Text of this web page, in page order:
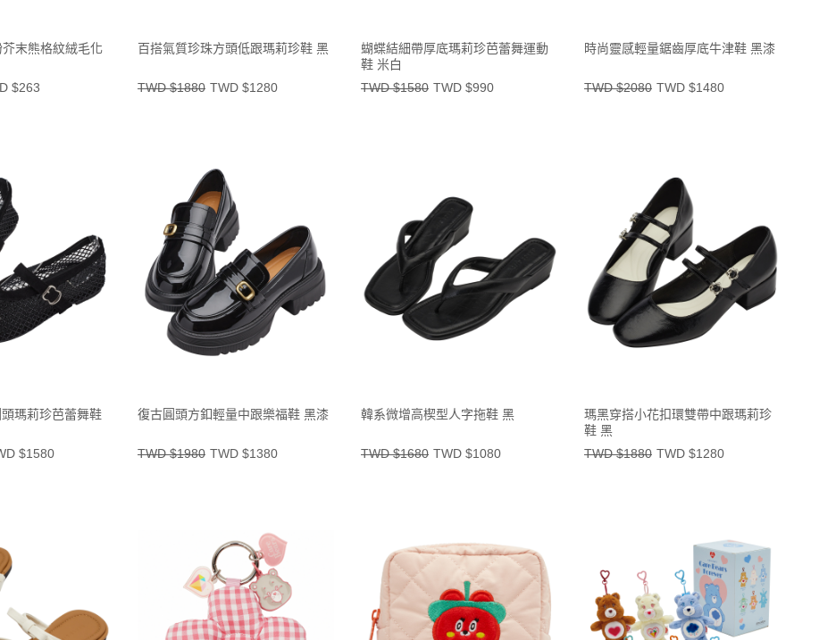
末熊格紋絨毛化
$263
百搭氣質珍珠方頭低跟瑪莉珍鞋 黑
TWD $1880 TWD $1280
蝴蝶結細帶厚底瑪莉珍芭蕾舞運動
鞋 米白
TWD $1580 TWD $990
時尚靈感輕量鋸齒厚底牛津鞋 黑漆
TWD $2080 TWD $1480
瑪莉珍芭蕾舞鞋
$1580
復古圓頭方釦輕量中跟樂福鞋 黑漆
TWD $1980 TWD $1380
韓系微增高楔型人字拖鞋 黑
TWD $1680 TWD $1080
瑪黑穿搭小花扣環雙帶中跟瑪莉珍
鞋 黑
TWD $1880 TWD $1280